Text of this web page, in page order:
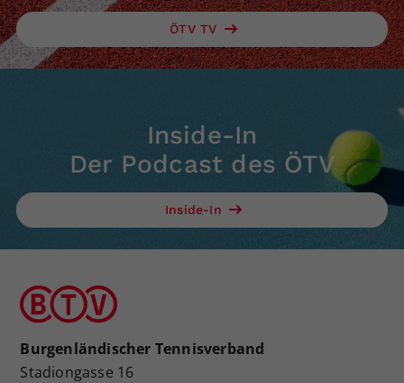
ÖTV TV
Inside-In
Der Podcast des ÖTV
Inside-In
Burgenländischer Tennisverband
Stadiongasse 16